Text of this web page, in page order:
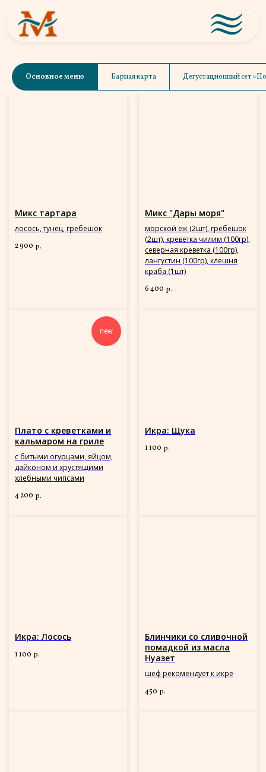
Основное меню Барная карта Дегустационный сет
Микс тартара
лосось, тунец, гребешок
2 900 р.
Микс "Дары моря"
морской еж (2шт), гребешок
(2шт), креветка чилим (100гр),
северная креветка (100гр),
лангустин (100гр), клешня
краба (1шт)
6 400 р.
new
Плато с креветками и
кальмаром на гриле
с битыми огурцами, яйцом,
дайконом и хрустящими
хлебными чипсами
4 200 р.
Икра: Щука
1 100 р.
Икра: Лосось
1 100 р.
Блинчики со сливочной
помадкой из масла
Нуазет
шеф рекомендует к икре
450 р.